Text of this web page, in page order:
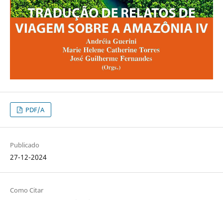
PDF/A
Publicado
27-12-2024
Como Citar